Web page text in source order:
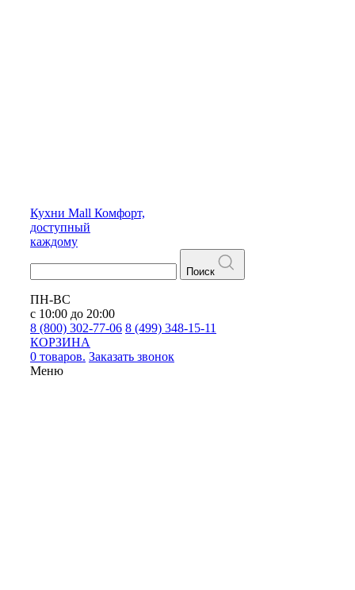
Кухни Mall Комфорт,
доступный
каждому
Поиск
ПН-ВС
с 10:00 до 20:00
8 (800) 302-77-06 8 (499) 348-15-11
КОРЗИНА
0 товаров. Заказать звонок
Меню